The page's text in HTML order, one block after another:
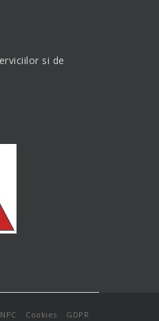
si de
Cookies GDPR